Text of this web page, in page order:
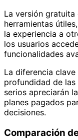
La versión
herramientas
la experiencia a
los usuarios
funcionalidades
La diferencia
profundidad de
serios apreciarán
planes pagados
decisiones.
Comparación